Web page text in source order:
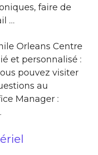
faire de
…
Orleans Centre
et personnalisé :
pouvez visiter
au
Manager :